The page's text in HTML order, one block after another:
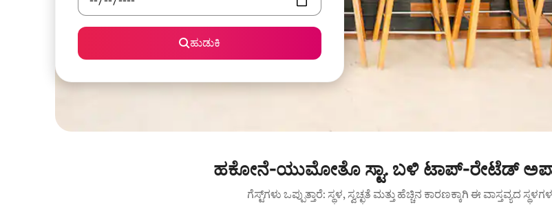
ಹುಡುಕಿ
ಹಕೋನೆ-ಯುಮೋತೊ ಸ್ಟಾ. ಬಳಿ ಟಾಪ್-ರೇಟೆಡ್
ಗೆಸ್ಟ್‌ಗಳು ಒಪ್ಪುತ್ತಾರೆ: ಸ್ಥಳ, ಸ್ವಚ್ಛತೆ ಮತ್ತು ಹೆಚ್ಚಿನ ಕಾರಣಕ್ಕಾಗಿ ಈ ವಾಸ್ತವ್ಯದ